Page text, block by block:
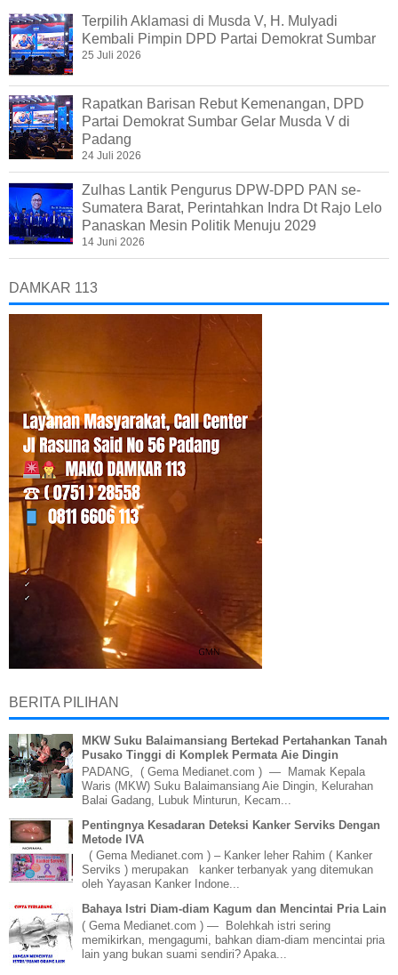
Terpilih Aklamasi di Musda V, H. Mulyadi
Kembali Pimpin DPD Partai Demokrat Sumbar
25 Juli 2026
Rapatkan Barisan Rebut Kemenangan, DPD
Partai Demokrat Sumbar Gelar Musda V di
Padang
24 Juli 2026
Zulhas Lantik Pengurus DPW-DPD PAN se-
Sumatera Barat, Perintahkan Indra Dt Rajo Lelo
Panaskan Mesin Politik Menuju 2029
14 Juni 2026
DAMKAR 113
BERITA PILIHAN
MKW Suku Balaimansiang Bertekad Pertahankan Tanah
Pusako Tinggi di Komplek Permata Aie Dingin
PADANG, ( Gema Medianet.com ) — Mamak Kepala
Waris (MKW) Suku Balaimansiang Aie Dingin, Kelurahan
Balai Gadang, Lubuk Minturun, Kecam...
Pentingnya Kesadaran Deteksi Kanker Serviks Dengan
Metode IVA
( Gema Medianet.com ) – Kanker leher Rahim ( Kanker
Serviks ) merupakan kanker terbanyak yang ditemukan
oleh Yayasan Kanker Indone...
Bahaya Istri Diam-diam Kagum dan Mencintai Pria Lain
( Gema Medianet.com ) — Bolehkah istri sering
memikirkan, mengagumi, bahkan diam-diam mencintai pria
lain yang bukan suami sendiri? Apaka...